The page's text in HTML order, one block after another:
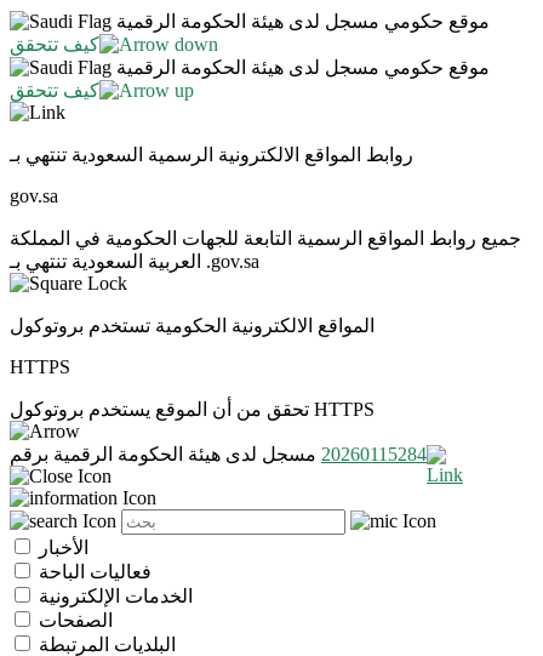
موقع حكومي مسجل لدى هيئة الحكومة الرقمية
كيف تتحقق
موقع حكومي مسجل لدى هيئة الحكومة الرقمية
كيف تتحقق
روابط المواقع الالكترونية الرسمية السعودية تنتهي بـ
gov.sa
جميع روابط المواقع الرسمية التابعة للجهات الحكومية في المملكة
العربية السعودية تنتهي بـ .gov.sa
المواقع الالكترونية الحكومية تستخدم بروتوكول
HTTPS
تحقق من أن الموقع يستخدم بروتوكول HTTPS
مسجل لدى هيئة الحكومة الرقمية برقم 20260115284
الأخبار
فعاليات الباحة
الخدمات الإلكترونية
الصفحات
البلديات المرتبطة